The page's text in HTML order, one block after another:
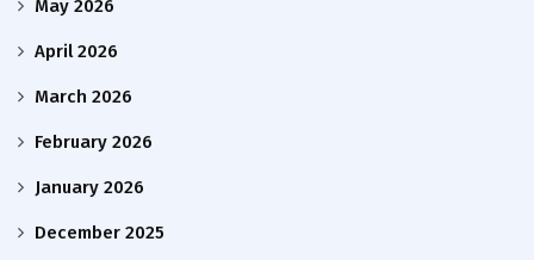
May 2026
April 2026
March 2026
February 2026
January 2026
December 2025